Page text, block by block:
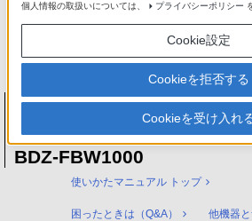
ブルーレイディスク/DVDレコーダー
BDZ-FBT4000 / BDZ-
FBT2000 / BDZ-FBT1000 /
BDZ-FBW1000
使いかたマニュアル トップ
困ったときは（Q&A） 他機器
個人情報の取扱いについては、
プライバシーポリシー
Cookie設定
Cookieを拒否する
Cookieを受け入れ